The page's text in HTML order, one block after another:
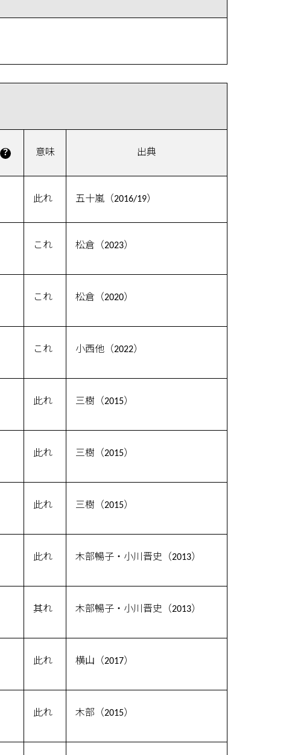
？ 意味 出典
此れ 五十嵐（2016/19）
これ 松倉（2023）
これ 松倉（2020）
これ 小西他（2022）
此れ 三樹（2015）
此れ 三樹（2015）
此れ 三樹（2015）
此れ 木部暢子・小川晋史（2013）
其れ 木部暢子・小川晋史（2013）
此れ 横山（2017）
此れ 木部（2015）